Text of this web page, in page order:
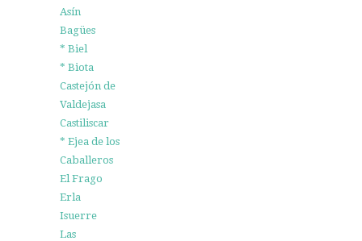
Asín
Bagües
* Biel
* Biota
Castejón de
Valdejasa
Castiliscar
* Ejea de los
Caballeros
El Frago
Erla
Isuerre
Las